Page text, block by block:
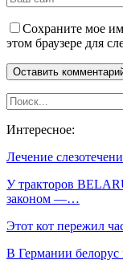
Сохраните мое
этом браузере для
Интересное:
Лечение
У тракторов
законом —…
Этот кот пережил
В Германии белорус